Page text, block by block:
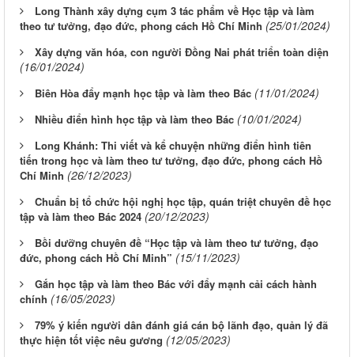
Long Thành xây dựng cụm 3 tác phẩm về Học tập và làm
theo tư tưởng, đạo đức, phong cách Hồ Chí Minh (25/01/2024)
Xây dựng văn hóa, con người Đồng Nai phát triển toàn diện
(16/01/2024)
Biên Hòa đẩy mạnh học tập và làm theo Bác (11/01/2024)
Nhiều điển hình học tập và làm theo Bác (10/01/2024)
Long Khánh: Thi viết và kể chuyện những điển hình tiên
tiến trong học và làm theo tư tưởng, đạo đức, phong cách Hồ
Chí Minh (26/12/2023)
Chuẩn bị tổ chức hội nghị học tập, quán triệt chuyên đề học
tập và làm theo Bác 2024 (20/12/2023)
Bồi dưỡng chuyên đề “Học tập và làm theo tư tưởng, đạo
đức, phong cách Hồ Chí Minh” (15/11/2023)
Gắn học tập và làm theo Bác với đẩy mạnh cải cách hành
chính (16/05/2023)
79% ý kiến người dân đánh giá cán bộ lãnh đạo, quản lý đã
thực hiện tốt việc nêu gương (12/05/2023)